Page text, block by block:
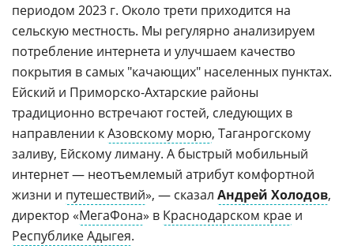
периодом 2023 г. Около трети приходится на
сельскую местность. Мы регулярно анализируем
потребление интернета и улучшаем качество
покрытия в самых "качающих" населенных пунктах.
Ейский и Приморско-Ахтарские районы
традиционно встречают гостей, следующих в
направлении кАзовскому морю, Таганрогскому
заливу, Ейскому лиману. А быстрый мобильный
интернет — неотъемлемый атрибут комфортной
жизни и путешествий», — сказал Андрей Холодов,
директор «МегаФона» в Краснодарском крае и
Республике Адыгея.